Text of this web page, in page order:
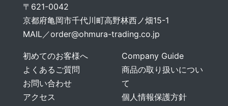
〒621-0042
京都府亀岡市千代川町高野林西ノ畑15-1
MAIL／order@ohmura-trading.co.jp
初めてのお客様へ
よくあるご質問
お問い合わせ
アクセス
Company Guide
商品の取り扱いについ
て
個人情報保護方針